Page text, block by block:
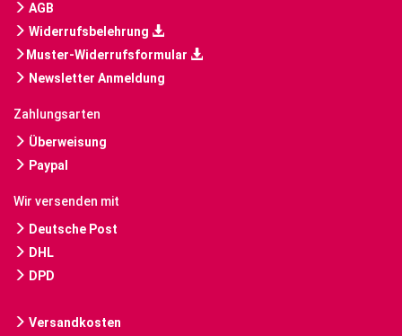
AGB
Widerrufsbelehrung
Muster-Widerrufsformular
Newsletter Anmeldung
Zahlungsarten
Überweisung
Paypal
Wir versenden mit
Deutsche Post
DHL
DPD
Versandkosten